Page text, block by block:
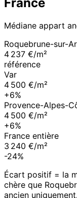
Médiane appart
Roquebrune-sur-
4 237 €/m²
référence
Var
4 500 €/m²
+6%
Provence-Alpes-
4 500 €/m²
+6%
France entière
3 240 €/m²
-24%
Écart positif = la
chère que
ancien uniquement.